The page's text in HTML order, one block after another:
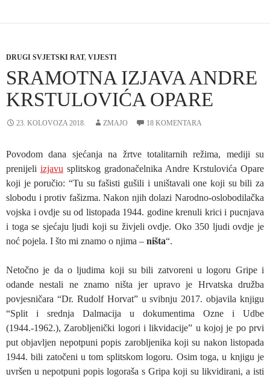
DRUGI SVJETSKI RAT, VIJESTI
SRAMOTNA IZJAVA ANDRE
KRSTULOVIĆA OPARE
23. KOLOVOZA 2018. ZMAJO 18 KOMENTARA
Povodom dana sjećanja na žrtve totalitarnih režima, mediji su
prenijeli izjavu splitskog gradonačelnika Andre Krstulovića Opare
koji je poručio: “Tu su fašisti gušili i uništavali one koji su bili za
slobodu i protiv fašizma. Nakon njih dolazi Narodno-oslobodilačka
vojska i ovdje su od listopada 1944. godine krenuli krici i pucnjava
i toga se sjećaju ljudi koji su živjeli ovdje. Oko 350 ljudi ovdje je
noć pojela. I što mi znamo o njima – ništa“.
Netočno je da o ljudima koji su bili zatvoreni u logoru Gripe i
odande nestali ne znamo ništa jer upravo je Hrvatska družba
povjesničara “Dr. Rudolf Horvat” u svibnju 2017. objavila knjigu
“Split i srednja Dalmacija u dokumentima Ozne i Udbe
(1944.-1962.), Zarobljenički logori i likvidacije” u kojoj je po prvi
put objavljen nepotpuni popis zarobljenika koji su nakon listopada
1944. bili zatočeni u tom splitskom logoru. Osim toga, u knjigu je
uvršen u nepotpuni popis logoraša s Gripa koji su likvidirani, a isti